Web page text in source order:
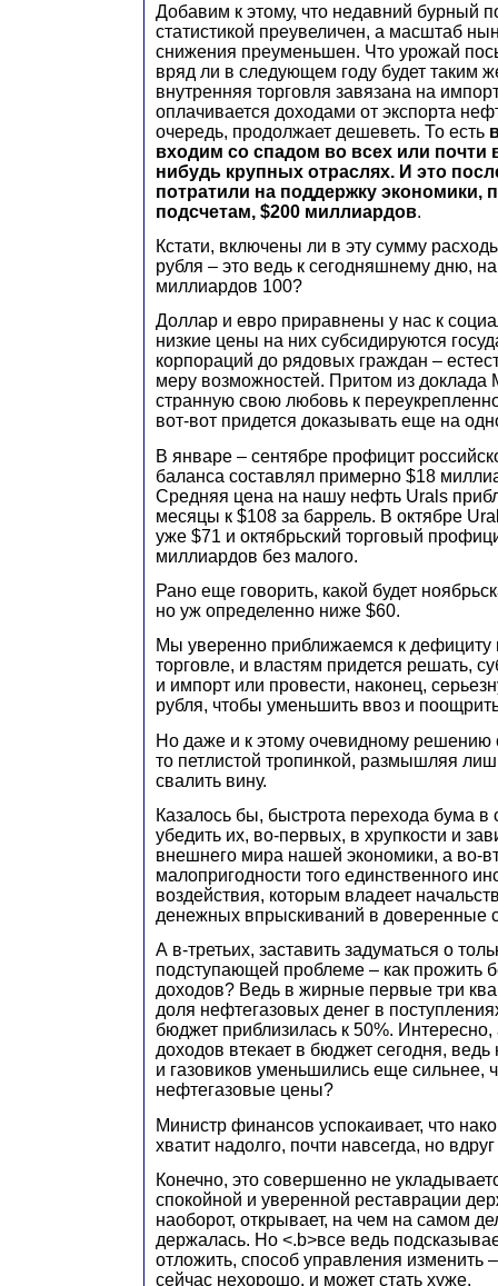
Добавим к этому, что недавний бурный
статистикой преувеличен, а масштаб
снижения преуменьшен. Что урожай
вряд ли в следующем году будет таким
внутренняя торговля завязана на
оплачивается доходами от экспорта
очередь, продолжает дешеветь. То есть
входим со спадом во всех или почти
нибудь крупных отраслях. И это
потратили на поддержку экономики,
подсчетам, $200 миллиардов.
Кстати, включены ли в эту сумму
рубля – это ведь к сегодняшнему дню,
миллиардов 100?
Доллар и евро приравнены у нас к
низкие цены на них субсидируются
корпораций до рядовых граждан –
меру возможностей. Притом из доклада
странную свою любовь к
вот-вот придется доказывать еще на
В январе – сентябре профицит
баланса составлял примерно $18
Средняя цена на нашу нефть Urals
месяцы к $108 за баррель. В октябре
уже $71 и октябрьский торговый
миллиардов без малого.
Рано еще говорить, какой будет
но уж определенно ниже $60.
Мы уверенно приближаемся к
торговле, и властям придется решать,
и импорт или провести, наконец,
рубля, чтобы уменьшить ввоз и
Но даже и к этому очевидному решению
то петлистой тропинкой, размышляя
свалить вину.
Казалось бы, быстрота перехода бума
убедить их, во-первых, в хрупкости и
внешнего мира нашей экономики, а во-
малопригодности того единственного
воздействия, которым владеет
денежных впрыскиваний в доверенные
А в-третьих, заставить задуматься о
подступающей проблеме – как прожить
доходов? Ведь в жирные первые три
доля нефтегазовых денег в
бюджет приблизилась к 50%. Интересно,
доходов втекает в бюджет сегодня,
и газовиков уменьшились еще сильнее,
нефтегазовые цены?
Министр финансов успокаивает, что
хватит надолго, почти навсегда, но
Конечно, это совершенно не
спокойной и уверенной реставрации
наоборот, открывает, на чем на самом
держалась. Но <.b>все ведь
отложить, способ управления изменить
сейчас нехорошо, и может стать хуже.